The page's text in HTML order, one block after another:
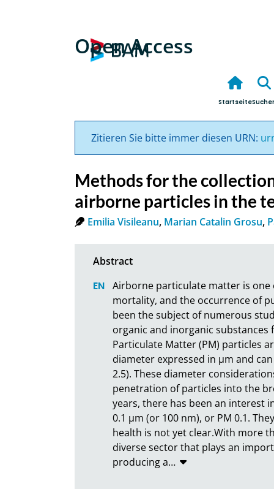
Open Access
Startseite
Zitieren Sie bitte immer diesen URN:
Methods for the
airborne particles in the
Emilia Visileanu, Marian Catalin Grosu,
Airborne particulate matter is
mortality, and the occurrence of
been the subject of numerous
organic and inorganic
Particulate Matter (PM) particles
diameter expressed in µm and
2.5). These diameter
penetration of particles into the
years, there has been an interest
0.1 µm (or 100 nm), or PM 0.1.
health is not yet clear.With more
diverse sector that plays an
producing a…